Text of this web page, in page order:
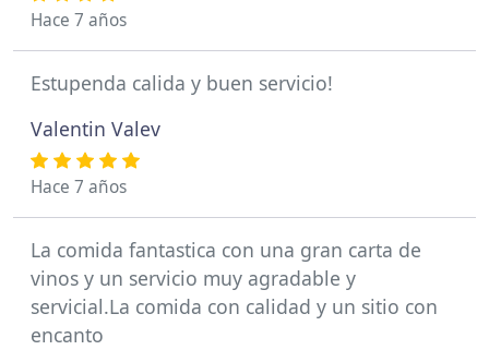
Hace 7 años
Estupenda calida y buen servicio!
Valentin Valev
Hace 7 años
La comida fantastica con una gran carta de
vinos y un servicio muy agradable y
servicial.La comida con calidad y un sitio con
encanto